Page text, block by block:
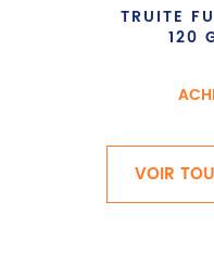
TRUITE
120
VOIR